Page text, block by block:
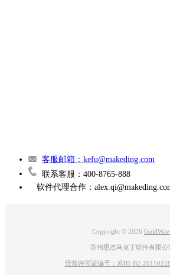
说，软件内置的降噪功能能够去除大部分背景
解背景音乐的消除效果。
其他音频选项（例如蜂鸣器声音）对这段音
客服邮箱：kefu@makeding.com
联系客服：400-8765-888
软件代理合作：
Copyright © 2026
苏州思杰马克丁软件有限公
经营许可证编号：苏B1.B2-20150228